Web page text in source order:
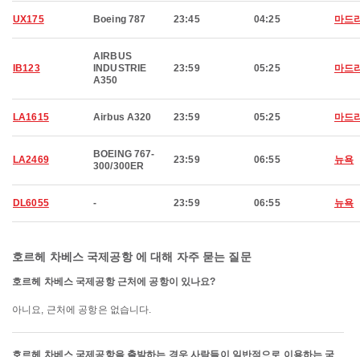
UX175 Boeing 787 23:45 04:25 마드
IB123
AIRBUS
INDUSTRIE
A350
23:59 05:25 마드
LA1615 Airbus A320 23:59 05:25 마드
LA2469
BOEING 767-
300/300ER
23:59 06:55 뉴욕
DL6055 - 23:59 06:55 뉴욕
호르헤 차베스 국제공항 에 대해 자주 묻는 질문
호르헤 차베스 국제공항 근처에 공항이 있나요?
아니요, 근처에 공항은 없습니다.
호르헤 차베스 국제공항을 출발하는 경우 사람들이 일반적으로 이용하는 국